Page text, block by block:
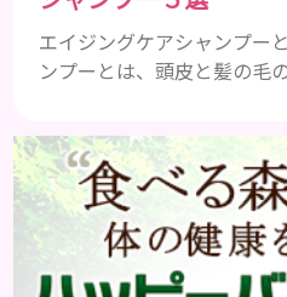
エイジングケアシャンプー
ンプーとは、頭皮と髪の毛
シャンプーのことです。 加
は、髪のボリュームやハリ
なってくることや、抜け毛
す。 自分の改善したい症状
アシャンプーを使うことが
環境をよくするには、アミノ